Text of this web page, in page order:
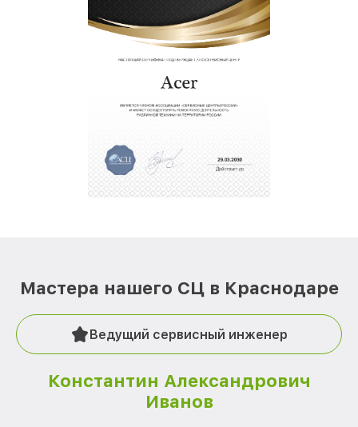
Мастера нашего СЦ в Краснодаре
Ведущий сервисный инженер
Константин Александрович
Иванов